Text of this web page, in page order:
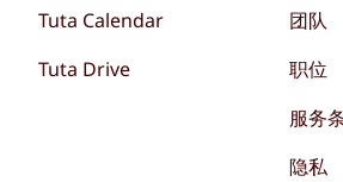
Tuta Calendar
Tuta Drive
团队
职位
服务
隐私